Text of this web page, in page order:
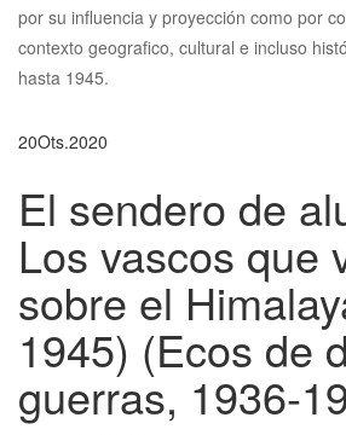
por su influencia y proyección como por
contexto geografico, cultural e incluso
hasta 1945.
20Ots.2020
El sendero de
Los vascos que
sobre el
1945) (Ecos de
guerras, 1936-